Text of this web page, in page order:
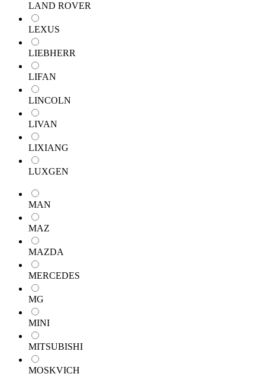
LAND ROVER
LEXUS
LIEBHERR
LIFAN
LINCOLN
LIVAN
LIXIANG
LUXGEN
MAN
MAZ
MAZDA
MERCEDES
MG
MINI
MITSUBISHI
MOSKVICH